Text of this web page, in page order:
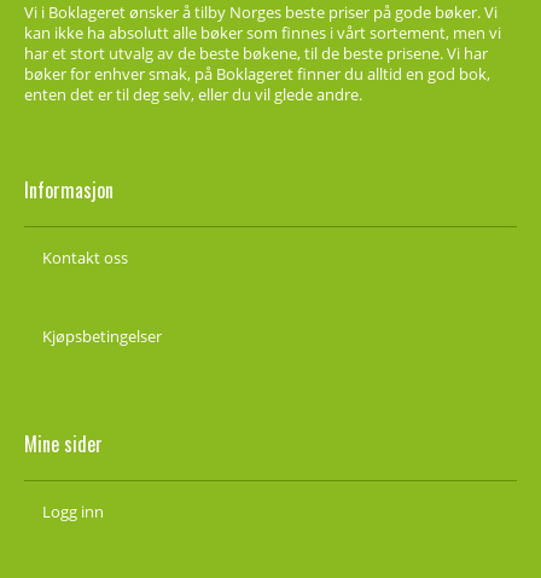
Vi i Boklageret ønsker å tilby Norges beste priser på gode bøker. Vi
kan ikke ha absolutt alle bøker som finnes i vårt sortement, men vi
har et stort utvalg av de beste bøkene, til de beste prisene. Vi har
bøker for enhver smak, på Boklageret finner du alltid en god bok,
enten det er til deg selv, eller du vil glede andre.
Informasjon
Kontakt oss
Kjøpsbetingelser
Mine sider
Logg inn